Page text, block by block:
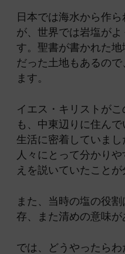
日本では海水から作
が、世界では岩塩が
す。聖書が書かれた
だった土地もあるの
ます。
イエス・キリストが
も、中東辺りに住ん
生活に密着していま
人々にとって分かり
えを説いていたことが
また、当時の塩の役
存、また清めの意味が
では、どうやったら